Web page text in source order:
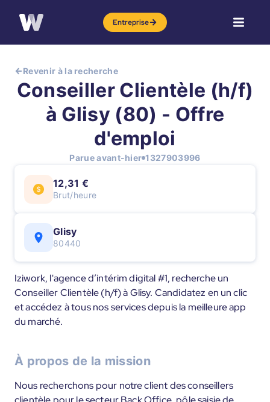
Entreprise
Revenir à la recherche
Conseiller Clientèle (h/f)
à Glisy (80) - Offre
d'emploi
Parue avant-hier 1327903996
12,31 €
Brut/heure
Glisy
80440
Iziwork, l'agence d’intérim digital #1, recherche un
Conseiller Clientèle (h/f) à Glisy. Candidatez en un clic
et accédez à tous nos services depuis la meilleure app
du marché.
À propos de la mission
Nous recherchons pour notre client des conseillers